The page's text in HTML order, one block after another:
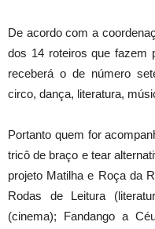
De acordo com a
dos 14 roteiros que fazem
receberá o de número
circo, dança, literatura,
Portanto quem for
tricô de braço e tear
projeto Matilha e Roça da
Rodas de Leitura
(cinema); Fandango a